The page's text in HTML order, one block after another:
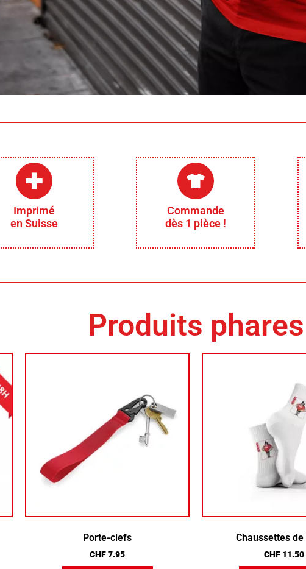
Imprimé
en Suisse
Commande
dès 1 pièce !
Produits phares
Porte-clefs
CHF7.95
Chaussettes
CHF 11.50